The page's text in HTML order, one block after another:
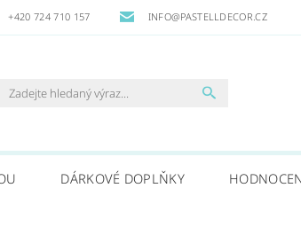
+420 724 710 157 INFO@PASTELLDECOR.CZ
DÁRKOVÉ DOPLŇKY